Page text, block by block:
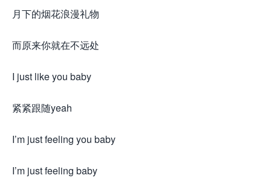
月下的烟花浪漫礼物
而原来你就在不远处
I just like you baby
紧紧跟随yeah
I’m just feeling you baby
I’m just feeling baby